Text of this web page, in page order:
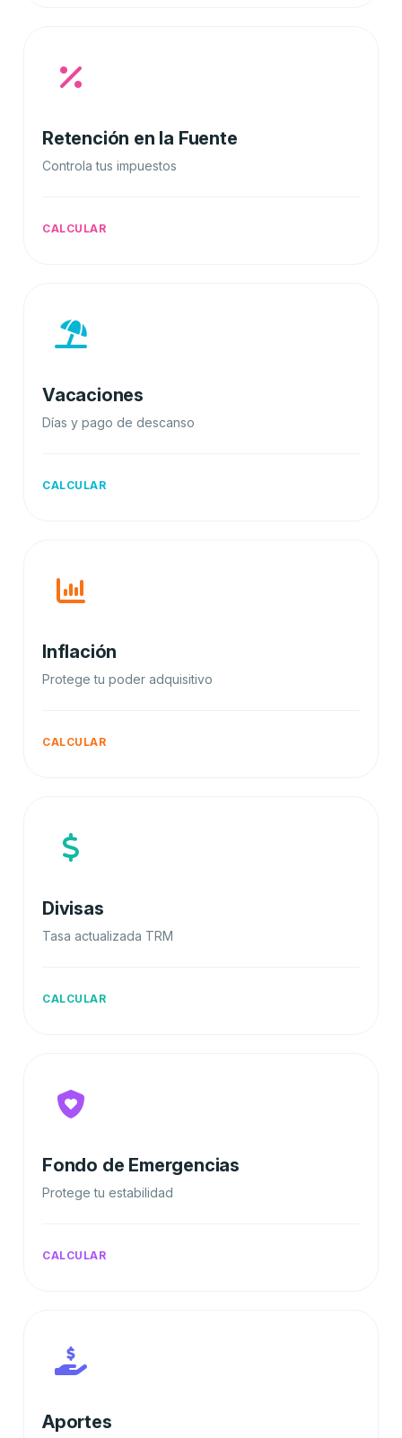
Retención en la Fuente
Controla tus impuestos
CALCULAR
Vacaciones
Días y pago de descanso
CALCULAR
Inflación
Protege tu poder adquisitivo
CALCULAR
Divisas
Tasa actualizada TRM
CALCULAR
Fondo de Emergencias
Protege tu estabilidad
CALCULAR
Aportes